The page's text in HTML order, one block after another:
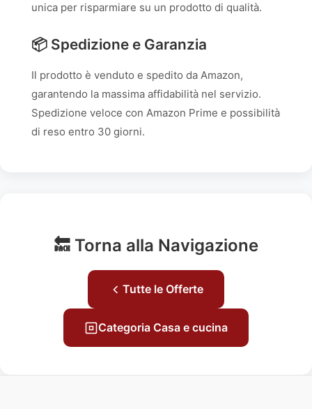
unica per risparmiare su un prodotto di qualità.
📦 Spedizione e Garanzia
Il prodotto è venduto e spedito da Amazon,
garantendo la massima affidabilità nel servizio.
Spedizione veloce con Amazon Prime e possibilità
di reso entro 30 giorni.
🔙 Torna alla Navigazione
Tutte le Offerte
Categoria Casa e cucina